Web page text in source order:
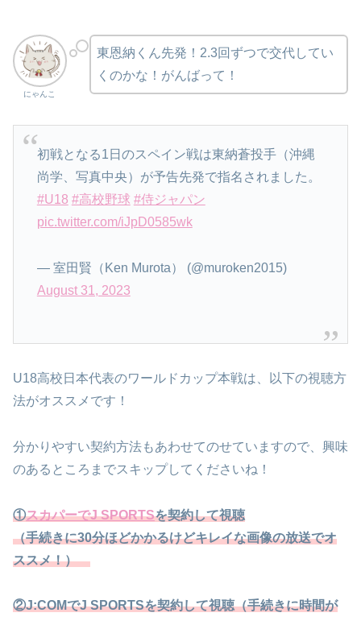
にゃんこ
東恩納くん先発！2.3回ずつで交代してい
くのかな！がんばって！
初戦となる1日のスペイン戦は東納蒼投手（沖縄
尚学、写真中央）が予告先発で指名されました。
#U18 #高校野球 #侍ジャパン
pic.twitter.com/iJpD0585wk
— 室田賢（Ken Murota） (@muroken2015)
August 31, 2023
U18高校日本代表のワールドカップ本戦は、以下の視聴方
法がオススメです！
分かりやすい契約方法もあわせてのせていますので、興味
のあるところまでスキップしてくださいね！
①スカパーでJ SPORTSを契約して視聴
（手続きに30分ほどかかるけどキレイな画像の放送でオ
ススメ！）
②J:COMでJ SPORTSを契約して視聴（手続きに時間が